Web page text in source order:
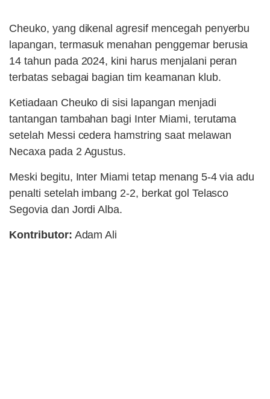
Cheuko, yang dikenal agresif mencegah penyerbu
lapangan, termasuk menahan penggemar berusia
14 tahun pada 2024, kini harus menjalani peran
terbatas sebagai bagian tim keamanan klub.
Ketiadaan Cheuko di sisi lapangan menjadi
tantangan tambahan bagi Inter Miami, terutama
setelah Messi cedera hamstring saat melawan
Necaxa pada 2 Agustus.
Meski begitu, Inter Miami tetap menang 5-4 via adu
penalti setelah imbang 2-2, berkat gol Telasco
Segovia dan Jordi Alba.
Kontributor: Adam Ali